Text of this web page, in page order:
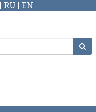
RU EN